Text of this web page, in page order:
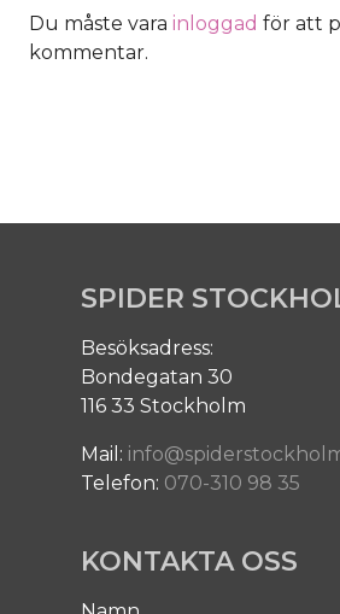
Du måste vara inloggad för att
kommentar.
SPIDER
Besöksadress:
Bondegatan 30
116 33 Stockholm
Mail:
Telefon: 070-310 98 35
KONTAKTA OSS